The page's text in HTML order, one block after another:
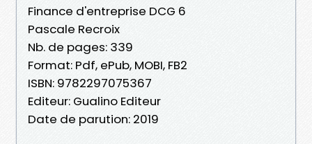
Finance d'entreprise DCG 6
Pascale Recroix
Nb. de pages: 339
Format: Pdf, ePub, MOBI, FB2
ISBN: 9782297075367
Editeur: Gualino Editeur
Date de parution: 2019